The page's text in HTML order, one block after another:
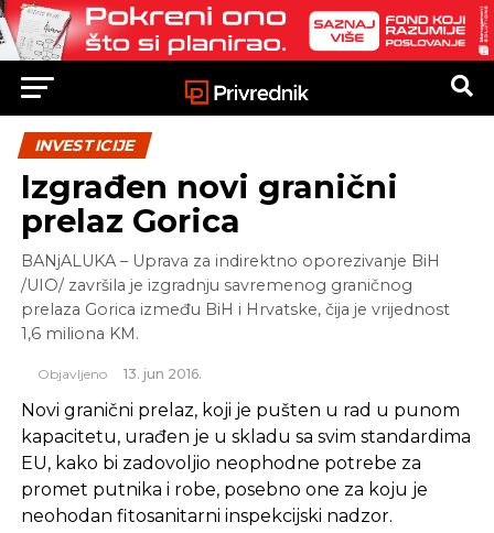
INVESTICIJE
Izgrađen novi granični
prelaz Gorica
BANjALUKA – Uprava za indirektno oporezivanje BiH
/UIO/ završila je izgradnju savremenog graničnog
prelaza Gorica između BiH i Hrvatske, čija je vrijednost
1,6 miliona KM.
Objavljeno 13. jun 2016.
Novi granični prelaz, koji je pušten u rad u punom
kapacitetu, urađen je u skladu sa svim standardima
EU, kako bi zadovoljio neophodne potrebe za
promet putnika i robe, posebno one za koju je
neohodan fitosanitarni inspekcijski nadzor.